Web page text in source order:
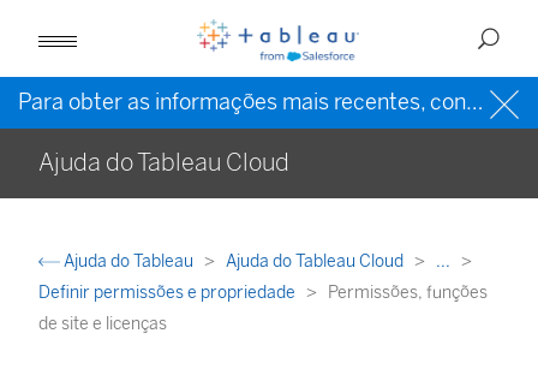
Para obter as informações mais recentes, consulte a
Ajuda do Tableau Cloud
Ajuda do Tableau Ajuda do Tableau Cloud
...
Definir permissões e propriedade
Permissões, funções
de site e licenças